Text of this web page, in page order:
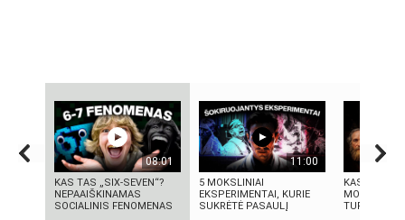
08:01
KAS TAS „SIX-SEVEN“?
NEPAAIŠKINAMAS
SOCIALINIS FENOMENAS
11:00
5 MOKSLINIAI
EKSPERIMENTAI, KURIE
SUKRĖTĖ PASAULĮ
KAS
TURIME